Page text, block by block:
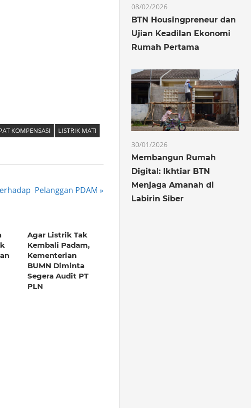
KOMPENSASI
LISTRIK MATI
Pelanggan PDAM
Agar Listrik Tak
Kembali Padam,
Kementerian
BUMN Diminta
Segera Audit PT
PLN
08/02/2026
BTN Housingpreneur dan
Ujian Keadilan Ekonomi
Rumah Pertama
30/01/2026
Membangun Rumah
Digital: Ikhtiar BTN
Menjaga Amanah di
Labirin Siber